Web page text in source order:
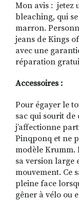
Mon avis : jetez
bleaching, qui
marron.
jeans de Kings
avec une
réparation
Accessoires :
Pour égayer le
sac qui sourit de
j’affectionne
Pinqponq et ne
modèle Krumm.
sa version large
mouvement. Ce
pleine face
gêner à vélo ou